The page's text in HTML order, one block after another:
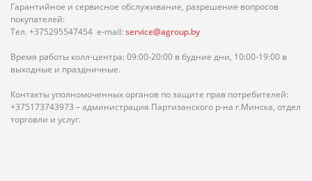
Гарантийное и сервисное обслуживание, разрешение вопросов
покупателей:
Тел. +375295547454 e-mail: service@agroup.by
Время работы колл-центра: 09:00-20:00 в будние дни, 10:00-19:00 в
выходные и праздничные.
Контакты уполномоченных органов по защите прав потребителей:
+375173743973 – администрация Партизанского р-на г.Минска, отдел
торговли и услуг.